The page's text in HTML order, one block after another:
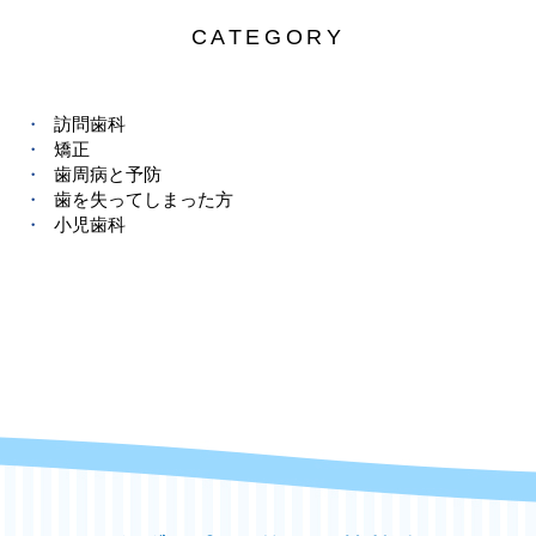
CATEGORY
訪問歯科
矯正
歯周病と予防
歯を失ってしまった方
小児歯科